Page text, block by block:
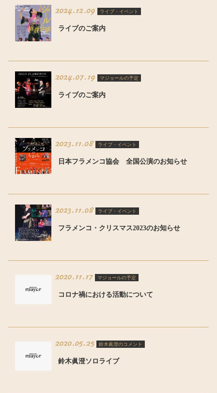
2024.12.09 ライブ・イベント
ライブのご案内
2024.07.19 マジョールの予定
ライブのご案内
2023.11.08 ライブ・イベント
日本フラメンコ協会 全国公演のお知らせ
2023.11.08 ライブ・イベント
フラメンコ・クリスマス2023のお知らせ
2020.11.17 マジョールの予定
コロナ禍における活動について
2020.05.25 鈴木眞澄のコメント
鈴木眞澄ソロライブ